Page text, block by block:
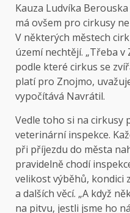
Kauza Ludvíka
má ovšem pro cirkusy
V některých městech
území nechtějí. „Třeba
podle které cirkus se
platí pro Znojmo,
vypočítává Navrátil.
Vedle toho si na cirkusy
veterinární inspekce.
při příjezdu do města
pravidelně chodí
velikost výběhů, kondici
a dalších věcí. „A když
na pitvu, jestli jsme ho